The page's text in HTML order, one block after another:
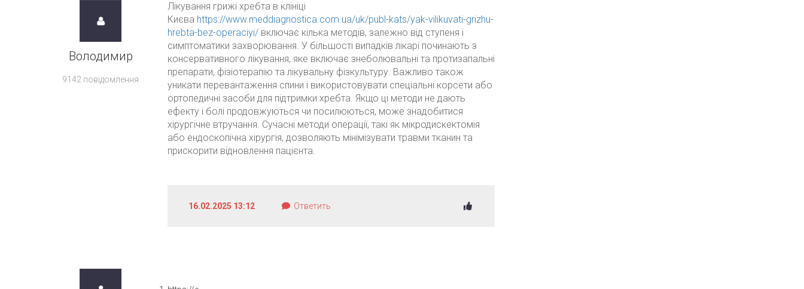
Володимир
9142 повідомлення
Лікування грижі хребта в клініці
Києва https://www.meddiagnostica.com.ua/uk/publ-kats/yak-vilikuvati-grizhu-
hrebta-bez-operaciyi/включає кілька методів, залежно від ступеня і
симптоматики захворювання. У більшості випадків лікарі починають з
консервативного лікування, яке включає знеболювальні та протизапальні
препарати, фізіотерапію та лікувальну фізкультуру. Важливо також
уникати перевантаження спини і використовувати спеціальні корсети або
ортопедичні засоби для підтримки хребта. Якщо ці методи не дають
ефекту і болі продовжуються чи посилюються, може знадобитися
хірургічне втручання. Сучасні методи операції, такі як мікродискектомія
або ендоскопічна хірургія, дозволяють мінімізувати травми тканин та
прискорити відновлення пацієнта.
16.02.2025 13:12 Ответить